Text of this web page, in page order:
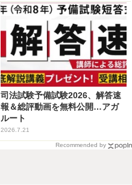
司法試験予備試験2026、解答速
報＆総評動画を無料公開…アガ
ルート
2026.7.21
Recommended by